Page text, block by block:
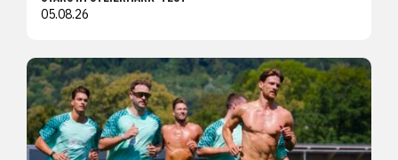
05.08.26